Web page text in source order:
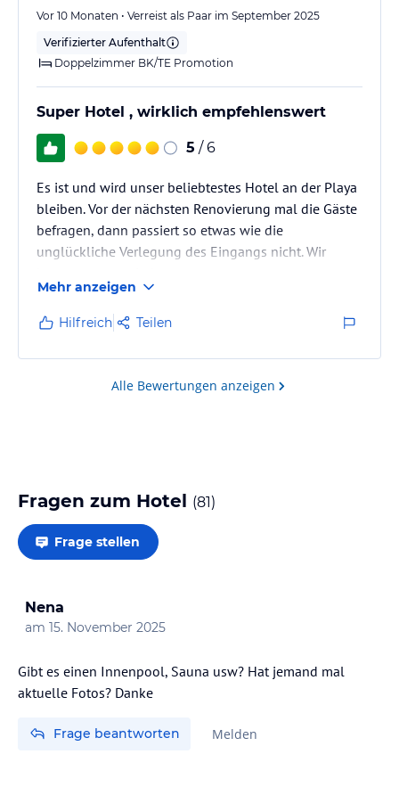
Vor 10 Monaten • Verreist als Paar im September 2025
Verifizierter Aufenthalt
Doppelzimmer BK/TE Promotion
Super Hotel , wirklich empfehlenswert
5 / 6
Es ist und wird unser beliebtestes Hotel an der Playa
bleiben. Vor der nächsten Renovierung mal die Gäste
befragen, dann passiert so etwas wie die
unglückliche Verlegung des Eingangs nicht. Wir
Mehr anzeigen
Hilfreich Teilen
Alle Bewertungen anzeigen
Fragen zum Hotel (81)
Frage stellen
Nena
am 15. November 2025
Gibt es einen Innenpool, Sauna usw? Hat jemand mal
aktuelle Fotos? Danke
Frage beantworten Melden